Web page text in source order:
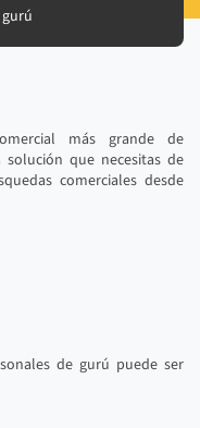
más grande de
que necesitas de
comerciales desde
de gurú puede ser